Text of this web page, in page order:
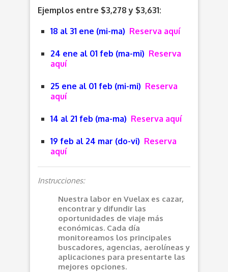
Ejemplos entre $3,278 y $3,631:
18 al 31 ene (mi-ma) Reserva aquí
24 ene al 01 feb (ma-mi) Reserva
aquí
25 ene al 01 feb (mi-mi) Reserva
aquí
14 al 21 feb (ma-ma) Reserva aquí
19 feb al 24 mar (do-vi) Reserva
aquí
Instrucciones:
Nuestra labor en Vuelax es cazar,
encontrar y difundir las
oportunidades de viaje más
económicas. Cada día
monitoreamos los principales
buscadores, agencias, aerolíneas y
aplicaciones para presentarte las
mejores opciones.